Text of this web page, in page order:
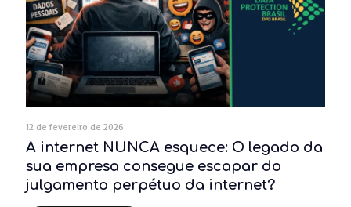
12 de fevereiro de 2026
A internet NUNCA esquece: O legado da
sua empresa consegue escapar do
julgamento perpétuo da internet?